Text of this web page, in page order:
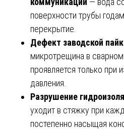
поверхности трубы
перекрытие.
Дефект заводской
микротрещина в
проявляется только при
давления.
Разрушение
уходит в стяжку при
постепенно насыщая